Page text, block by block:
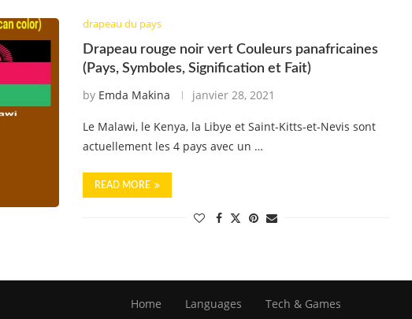
drapeau du pays
Drapeau rouge noir vert Couleurs panafricaines
(Pays, Symboles, Signification et Fait)
by Emda Makina janvier 28, 2021
Le Malawi, le Kenya, la Libye et Saint-Kitts-et-Nevis sont
actuellement les 4 pays avec un …
READ MORE
Home Languages Tech & Games